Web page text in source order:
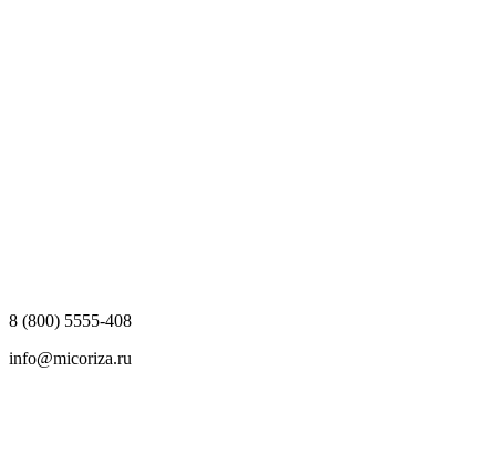
8 (800) 5555-408
info@micoriza.ru